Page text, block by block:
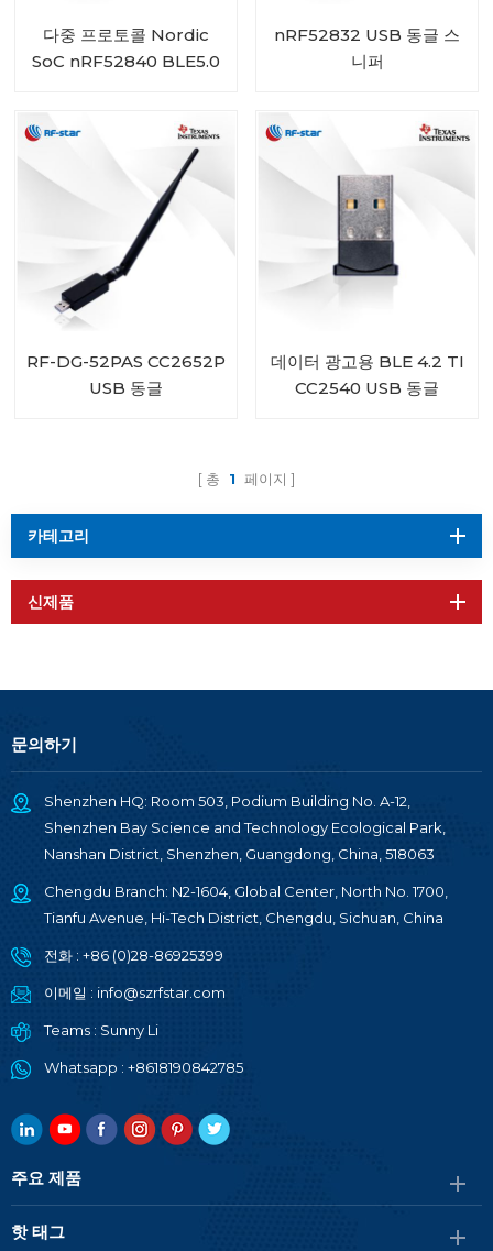
다중 프로토콜 Nordic
SoC nRF52840 BLE5.0
nRF52832 USB 동글 스
니퍼
RF-DG-52PAS CC2652P
USB 동글
데이터 광고용 BLE 4.2 TI
CC2540 USB 동글
총 1 페이지
카테고리
신제품
문의하기
Shenzhen HQ: Room 503, Podium Building No. A-12,
Shenzhen Bay Science and Technology Ecological Park,
Nanshan District, Shenzhen, Guangdong, China, 518063
Chengdu Branch: N2-1604, Global Center, North No. 1700,
Tianfu Avenue, Hi-Tech District, Chengdu, Sichuan, China
전화 : +86 (0)28-86925399
이메일 : info@szrfstar.com
Teams : Sunny Li
Whatsapp : +8618190842785
주요 제품
핫 태그